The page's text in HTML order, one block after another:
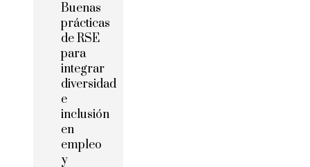
Buenas
prácticas
de RSE
para
integrar
diversidad
e
inclusión
en
empleo
y